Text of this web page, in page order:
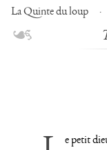
La Quinte du loup
Le petit